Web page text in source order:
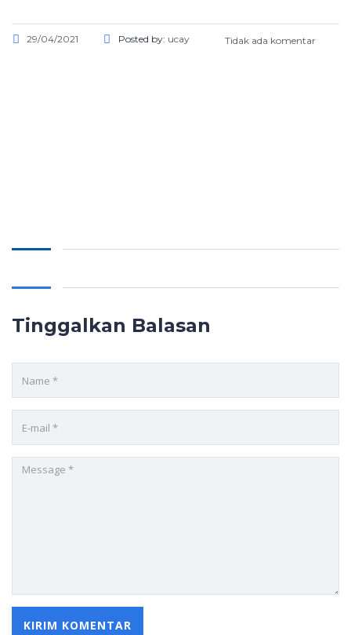
29/04/2021 Posted by: ucay Tidak ada komentar
Tinggalkan Balasan